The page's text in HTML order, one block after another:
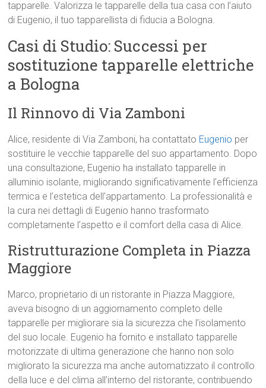
tapparelle. Valorizza le tapparelle della tua casa con l’aiuto
di Eugenio, il tuo tapparellista di fiducia a Bologna.
Casi di Studio: Successi per
sostituzione tapparelle elettriche
a Bologna
Il Rinnovo di Via Zamboni
Alice, residente di Via Zamboni, ha contattato Eugenio per
sostituire le vecchie tapparelle del suo appartamento. Dopo
una consultazione, Eugenio ha installato tapparelle in
alluminio isolante, migliorando significativamente l’efficienza
termica e l’estetica dell’appartamento. La professionalità e
la cura nei dettagli di Eugenio hanno trasformato
completamente l’aspetto e il comfort della casa di Alice.
Ristrutturazione Completa in Piazza
Maggiore
Marco, proprietario di un ristorante in Piazza Maggiore,
aveva bisogno di un aggiornamento completo delle
tapparelle per migliorare sia la sicurezza che l’isolamento
del suo locale. Eugenio ha fornito e installato tapparelle
motorizzate di ultima generazione che hanno non solo
migliorato la sicurezza ma anche automatizzato il controllo
della luce e del clima all’interno del ristorante, contribuendo